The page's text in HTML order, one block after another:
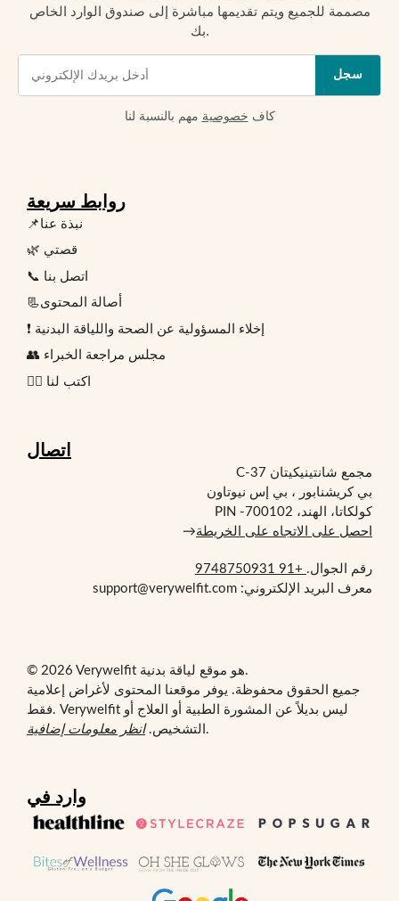
مصممة للجميع ويتم تقديمها مباشرة إلى صندوق الوارد الخاص
بك.
سجل
كاف خصوصية مهم بالنسبة لنا
روابط سريعة
📌نبذة عنا
🌿 قصتي
📞 اتصل بنا
📃أصالة المحتوى
❗ إخلاء المسؤولية عن الصحة واللياقة البدنية
👥 مجلس مراجعة الخبراء
✍🏻 اكتب لنا
اتصال
مجمع شانتينيكيتان C-37
بي كريشنابور ، بي إس نيوتاون
كولكاتا، الهند، PIN -700102
احصل على الاتجاه على الخريطة→
رقم الجوال. +91 9748750931
معرف البريد الإلكتروني: support@verywelfit.com
© 2026 Verywelfit هو موقع لياقة بدنية.
جميع الحقوق محفوظة. يوفر موقعنا المحتوى لأغراض إعلامية
فقط. Verywelfit ليس بديلاً عن المشورة الطبية أو العلاج أو
التشخيص.انظر معلومات إضافية .
وارد في